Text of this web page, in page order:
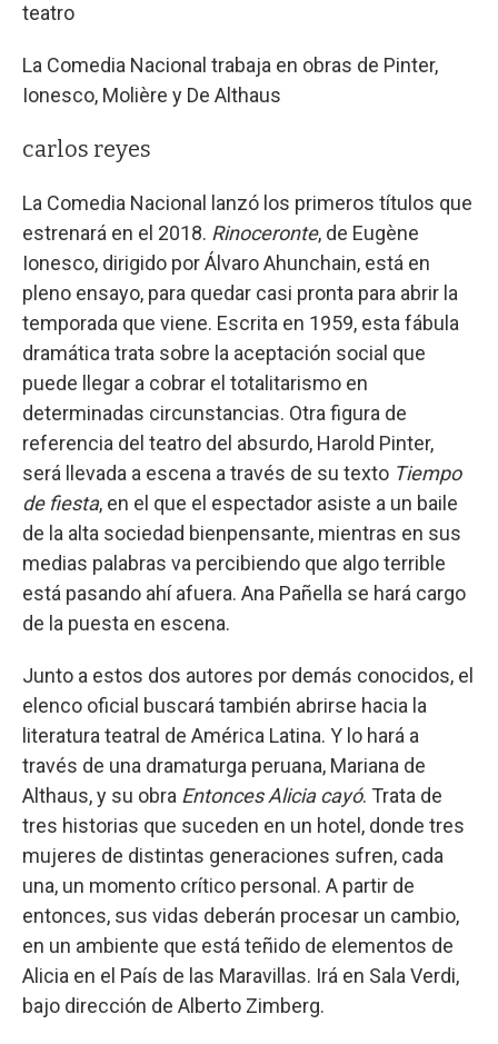
teatro
La Comedia Nacional trabaja en obras de Pinter,
Ionesco, Molière y De Althaus
carlos reyes
La Comedia Nacional lanzó los primeros títulos que
estrenará en el 2018. Rinoceronte, de Eugène
Ionesco, dirigido por Álvaro Ahunchain, está en
pleno ensayo, para quedar casi pronta para abrir la
temporada que viene. Escrita en 1959, esta fábula
dramática trata sobre la aceptación social que
puede llegar a cobrar el totalitarismo en
determinadas circunstancias. Otra figura de
referencia del teatro del absurdo, Harold Pinter,
será llevada a escena a través de su texto Tiempo
de fiesta, en el que el espectador asiste a un baile
de la alta sociedad bienpensante, mientras en sus
medias palabras va percibiendo que algo terrible
está pasando ahí afuera. Ana Pañella se hará cargo
de la puesta en escena.
Junto a estos dos autores por demás conocidos, el
elenco oficial buscará también abrirse hacia la
literatura teatral de América Latina. Y lo hará a
través de una dramaturga peruana, Mariana de
Althaus, y su obra Entonces Alicia cayó. Trata de
tres historias que suceden en un hotel, donde tres
mujeres de distintas generaciones sufren, cada
una, un momento crítico personal. A partir de
entonces, sus vidas deberán procesar un cambio,
en un ambiente que está teñido de elementos de
Alicia en el País de las Maravillas. Irá en Sala Verdi,
bajo dirección de Alberto Zimberg.